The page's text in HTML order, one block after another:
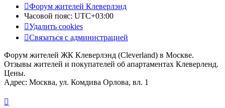
Форум жителей Клеверлэнд
Часовой пояс: UTC+03:00
Удалить cookies
Связаться с администрацией
Форум жителей ЖК Клеверлэнд (Cleverland) в Москве.
Отзывы жителей и покупателей об апартаментах Клеверленд.
Цены.
Адрес: Москва, ул. Комдива Орлова, вл. 1